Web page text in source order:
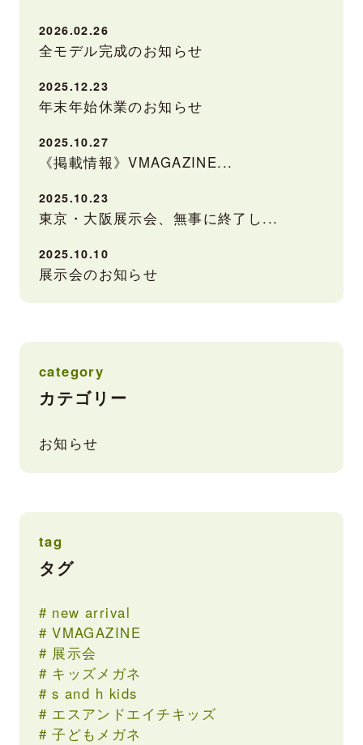
2026.02.26
全モデル完成のお知らせ
2025.12.23
年末年始休業のお知らせ
2025.10.27
《掲載情報》VMAGAZINE...
2025.10.23
東京・大阪展示会、無事に終了し...
2025.10.10
展示会のお知らせ
category
カテゴリー
お知らせ
tag
タグ
new arrival
VMAGAZINE
展示会
キッズメガネ
s and h kids
エスアンドエイチキッズ
子どもメガネ